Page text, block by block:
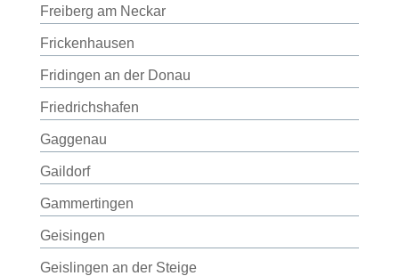
Freiberg am Neckar
Frickenhausen
Fridingen an der Donau
Friedrichshafen
Gaggenau
Gaildorf
Gammertingen
Geisingen
Geislingen an der Steige